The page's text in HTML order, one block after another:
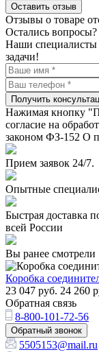
Оставить отзыв
Отзывы о товаре
Остались вопросы?
Наши специалисты
задачи!
Получить
Нажимая кнопку
согласие на
законом ФЗ-152 О
Прием заявок 24/7.
Опытные
Быстрая доставка
всей России
Вы ранее смотрели
Коробка
23 047 руб. 24 260
Обратная связь
8-800-101-72-56
Обратный звонок
5505153@mail.ru